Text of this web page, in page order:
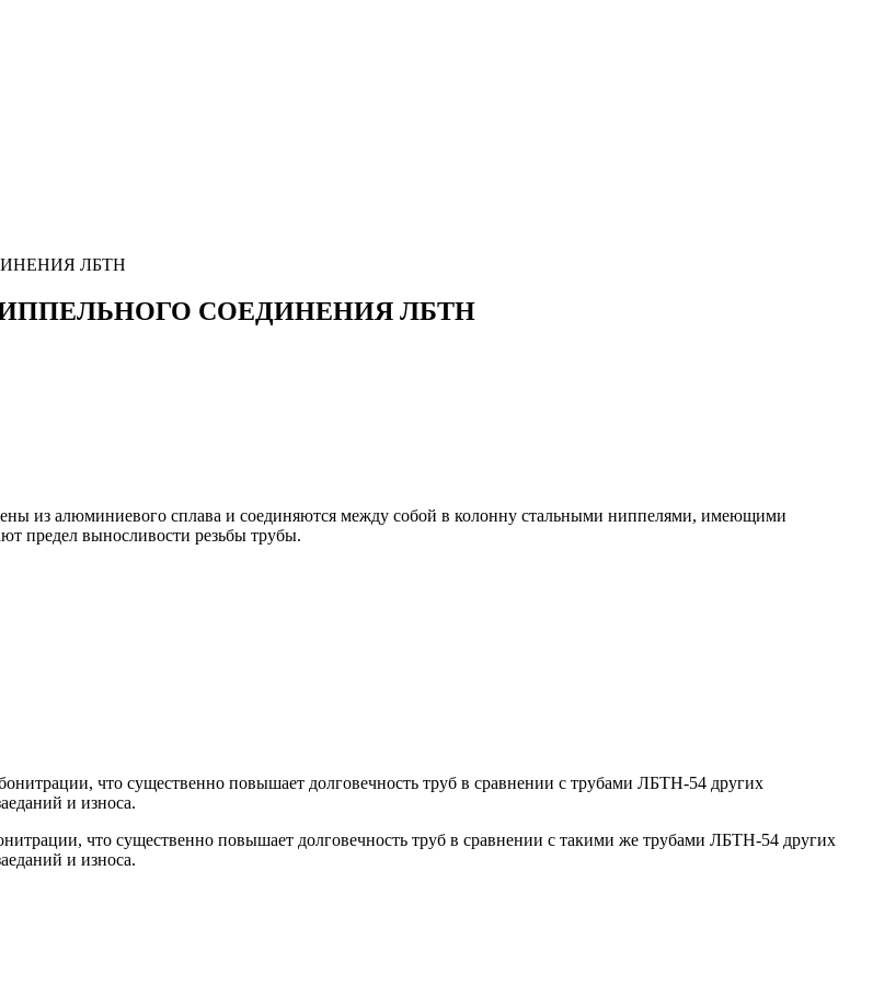
ЛБТН
СОЕДИНЕНИЯ ЛБТН
из алюминиевого сплава и соединяются между собой в колонну стальными ниппелями, имеющими
предел выносливости резьбы трубы.
что существенно повышает долговечность труб в сравнении с трубами ЛБТН-54 других
и износа.
что существенно повышает долговечность труб в сравнении с такими же трубами ЛБТН-54 других
и износа.